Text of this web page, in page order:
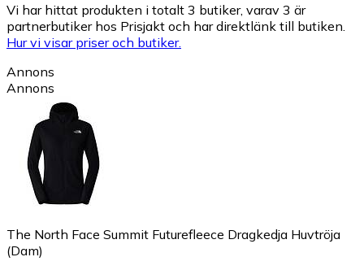
Vi har hittat produkten i totalt 3 butiker, varav 3 är
partnerbutiker hos Prisjakt och har direktlänk till butiken.
Hur vi visar priser och butiker.
Annons
Annons
The North Face Summit Futurefleece Dragkedja Huvtröja
(Dam)